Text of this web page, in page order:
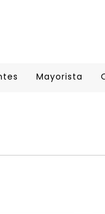
Mayorista